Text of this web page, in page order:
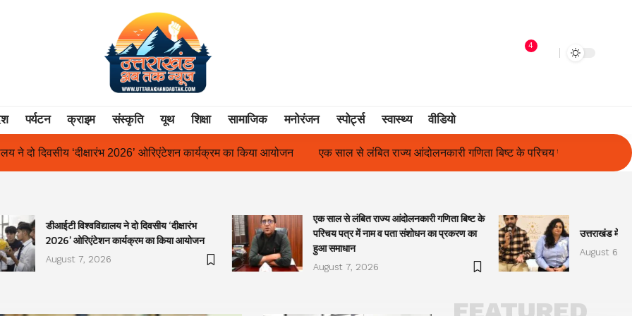
4
पर्यटन क्राइम संस्कृति यूथ शिक्षा सामाजिक मनोरंजन स्पोर्ट्स स्वास्थ्य वीडियो
कार्यक्रम का किया आयोजन एक साल से लंबित राज्य आंदोलनकारी गणिता बिष्ट के परिचय पत्र में नाम व पता संशोधन का प्रकरण का हुआ समाधान
डीआईटी विश्वविद्यालय ने दो दिवसीय ‘दीक्षारंभ
2026’ ओरिएंटेशन कार्यक्रम का किया आयोजन
August 7, 2026
एक साल से लंबित राज्य आंदोलनकारी गणिता बिष्ट के
परिचय पत्र में नाम व पता संशोधन का प्रकरण का
हुआ समाधान
August 7, 2026
उत्तराखंड में
August 6,